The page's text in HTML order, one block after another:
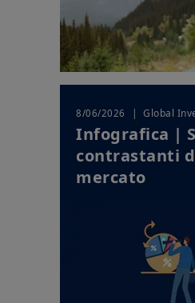
8/06/2026 | Global
Infografica |
contrastanti
mercato